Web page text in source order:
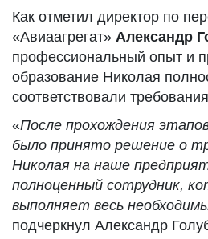
Как отметил директор по
«Авиаагрегат» Александр
профессиональный опыт и
образование Николая
соответствовали
«После прохождения
было принято решение о
Николая на наше
полноценный сотрудник,
выполняет весь
подчеркнул Александр